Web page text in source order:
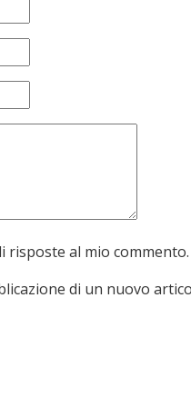
risposte al mio commento.
di un nuovo